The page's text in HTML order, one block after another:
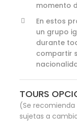
momento
En estos
un grupo
durante
compartir
TOURS
(Se
sujetas a